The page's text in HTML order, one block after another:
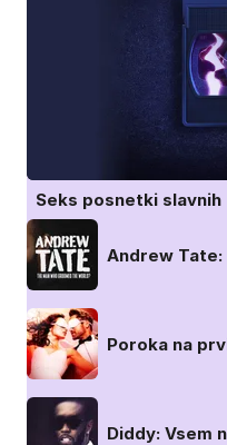
Seks posnetki slavnih
Andrew
Poroka na
Diddy: Vsem